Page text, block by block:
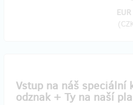
(
Vstup na náš speciální
odznak + Ty na naší